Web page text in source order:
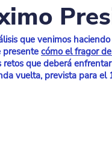
que venimos
presente cómo el fragor
retos que deberá
vuelta, prevista para el